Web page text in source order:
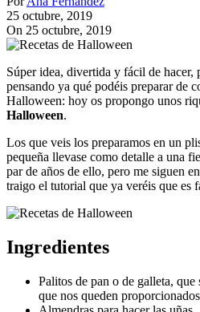
25 octubre, 2019
On 25 octubre, 2019
Súper idea, divertida y fácil de hacer,
pensando ya qué podéis preparar de
Halloween: hoy os propongo unos
Halloween.
Los que veis los preparamos en un
pequeña llevase como detalle a una
par de años de ello, pero me siguen
traigo el tutorial que ya veréis que es
Ingredientes
Palitos de pan o de galleta, que
que nos queden